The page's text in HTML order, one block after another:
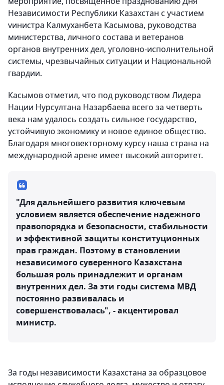
Независимости Республики Казахстан с участием
vинистра Калмуханбета Касымова, руководства
министерства, личного состава и ветеранов
органов внутренних дел, уголовно-исполнительной
системы, чрезвычайных ситуации и Национальной
гвардии.
Касымов отметил, что под руководством Лидера
Нации Нурсултана Назарбаева всего за четверть
века нам удалось создать сильное государство,
устойчивую экономику и новое единое общество.
Благодаря многовекторному курсу наша страна на
международной арене имеет высокий авторитет.
"Для дальнейшего развития ключевым
условием является обеспечение надежного
правопорядка и безопасности, стабильности
и эффективной защиты конституционных
прав граждан. Поэтому в становлении
независимого суверенного Казахстана
большая роль принадлежит и органам
внутренних дел. За эти годы система МВД
постоянно развивалась и
совершенствовалась", - акцентировал
министр.
За годы независимости Казахстана за образцовое